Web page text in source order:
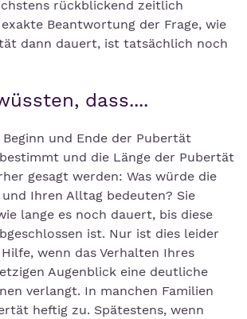
rückblickend zeitlich
Beantwortung der Frage, wie
dann dauert, ist tatsächlich noch
dass....
und Ende der Pubertät
und die Länge der Pubertät
gesagt werden: Was würde die
Ihren Alltag bedeuten? Sie
lange es noch dauert, bis diese
ist. Nur ist dies leider
wenn das Verhalten Ihres
Augenblick eine deutliche
verlangt. In manchen Familien
heftig zu. Spätestens, wenn